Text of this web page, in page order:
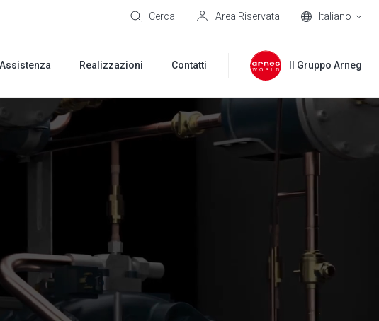
Cerca Area Riservata Italiano
Realizzazioni Contatti Il Gruppo Arneg